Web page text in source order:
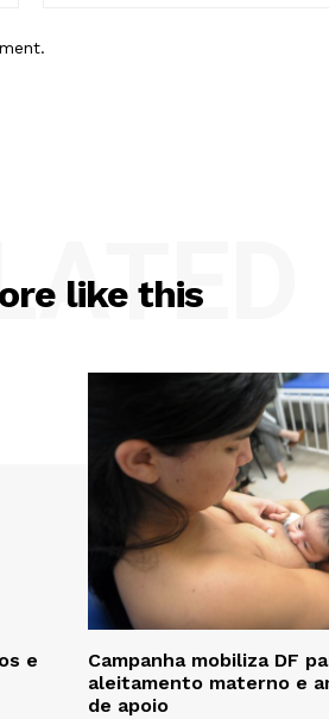
like this
e
Campanha mobiliza DF
aleitamento materno e
de apoio